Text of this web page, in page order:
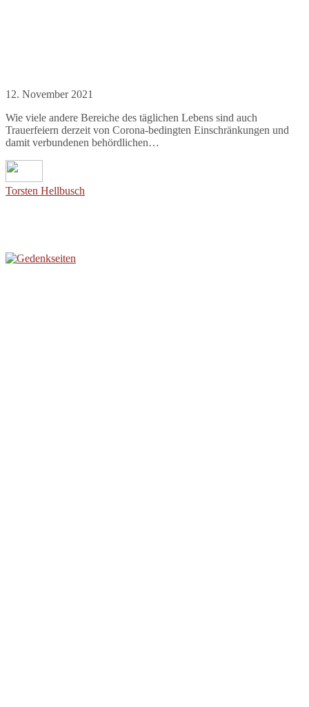
12. November 2021
Wie viele andere Bereiche des täglichen Lebens sind auch
Trauerfeiern derzeit von Corona-bedingten Einschränkungen und
damit verbundenen behördlichen…
Torsten Hellbusch